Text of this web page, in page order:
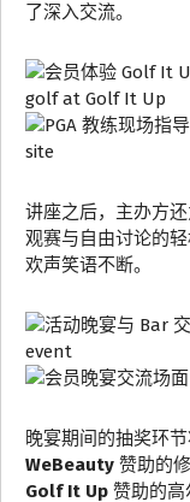
了深入交流。
讲座之后，主办方
观赛与自由讨论的
欢声笑语不断。
晚宴期间的抽奖环
WeBeauty 赞助的
Golf It Up 赞助的